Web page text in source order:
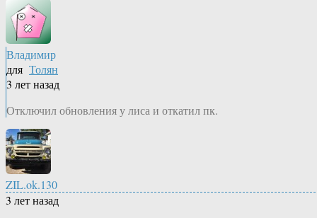
Владимир
для Толян
3 лет назад
Отключил обновления у лиса и откатил пк.
ZIL.ok.130
3 лет назад